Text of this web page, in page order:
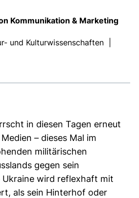
Kommunikation & Marketing
und Kulturwissenschaften
in diesen Tagen erneut
– dieses Mal im
militärischen
gegen sein
Ukraine wird reflexhaft mit
als sein Hinterhof oder